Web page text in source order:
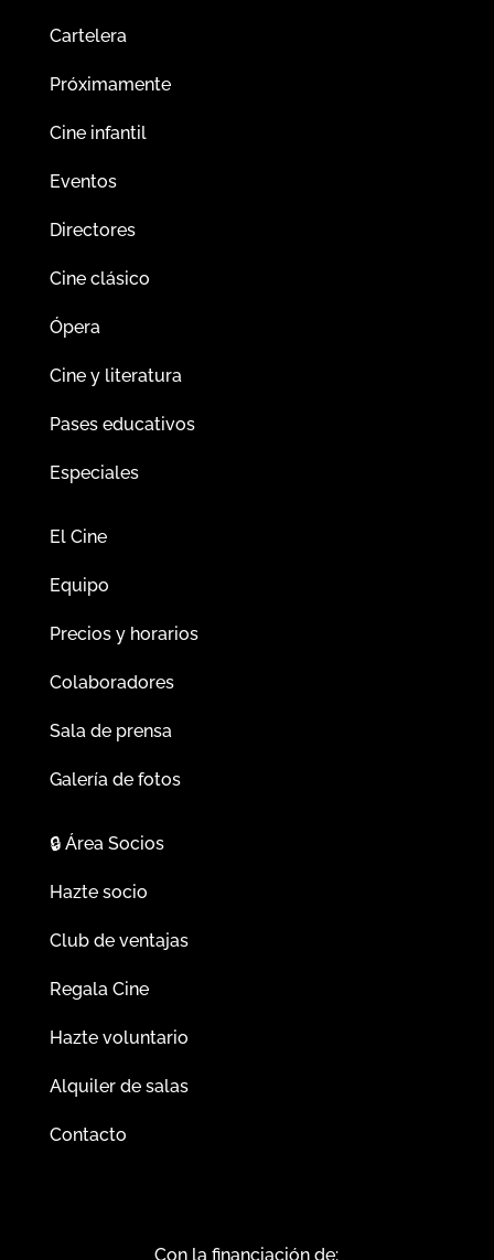
Cartelera
Próximamente
Cine infantil
Eventos
Directores
Cine clásico
Ópera
Cine y literatura
Pases educativos
Especiales
El Cine
Equipo
Precios y horarios
Colaboradores
Sala de prensa
Galería de fotos
🔒Área Socios
Hazte socio
Club de ventajas
Regala Cine
Hazte voluntario
Alquiler de salas
Contacto
Con la financiación de: